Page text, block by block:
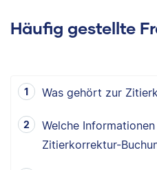
Häufig gestellte
Was gehört zur
Welche
Zitierkorrektur-